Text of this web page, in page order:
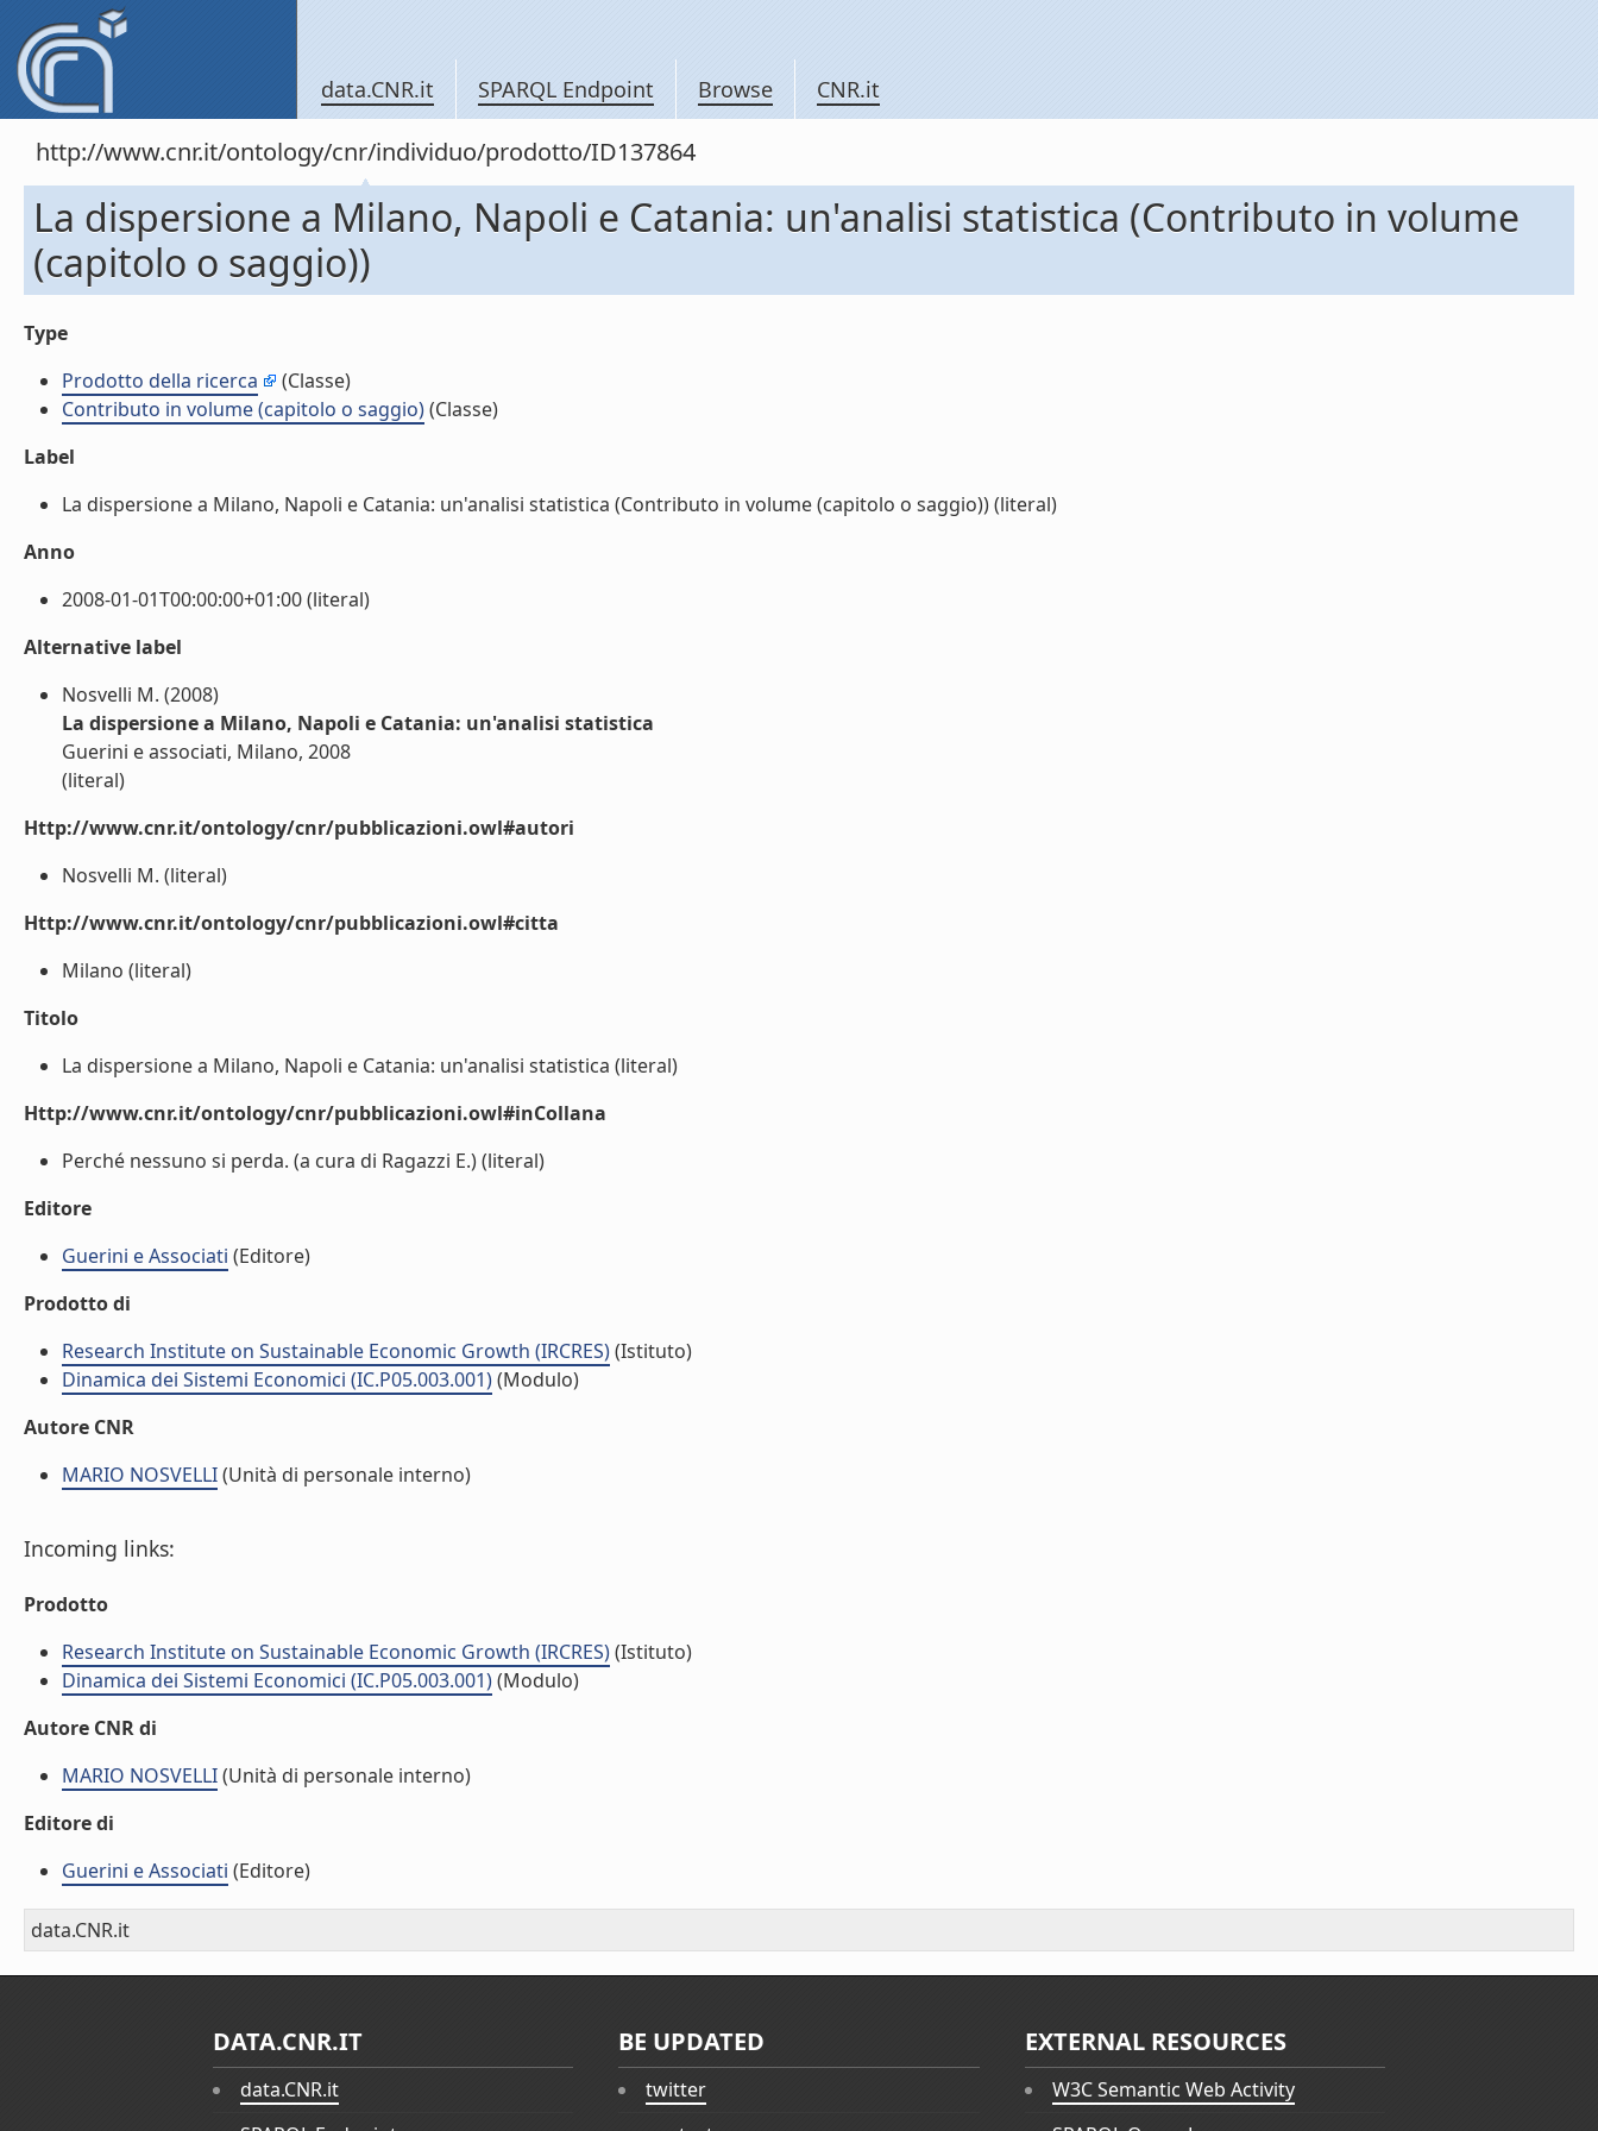
data.CNR.it SPARQL Endpoint Browse CNR.it
http://www.cnr.it/ontology/cnr/individuo/prodotto/ID137864
La dispersione a Milano, Napoli e Catania: un'analisi statistica (Contributo in volume
(capitolo o saggio))
Type
Prodotto della ricerca
(Classe)
Contributo in volume (capitolo o saggio)(Classe)
Label
La dispersione a Milano, Napoli e Catania: un'analisi statistica (Contributo in volume (capitolo o saggio)) (literal)
Anno
2008-01-01T00:00:00+01:00 (literal)
Alternative label
Nosvelli M. (2008)
La dispersione a Milano, Napoli e Catania: un'analisi statistica
Guerini e associati, Milano, 2008
(literal)
Http://www.cnr.it/ontology/cnr/pubblicazioni.owl#autori
Nosvelli M. (literal)
Http://www.cnr.it/ontology/cnr/pubblicazioni.owl#citta
Milano (literal)
Titolo
La dispersione a Milano, Napoli e Catania: un'analisi statistica (literal)
Http://www.cnr.it/ontology/cnr/pubblicazioni.owl#inCollana
Perché nessuno si perda. (a cura di Ragazzi E.) (literal)
Editore
Guerini e Associati (Editore)
Prodotto di
Research Institute on Sustainable Economic Growth (IRCRES)(Istituto)
Dinamica dei Sistemi Economici (IC.P05.003.001)(Modulo)
Autore CNR
MARIO NOSVELLI(Unità di personale interno)
Incoming links:
Prodotto
Research Institute on Sustainable Economic Growth (IRCRES)(Istituto)
Dinamica dei Sistemi Economici (IC.P05.003.001)(Modulo)
Autore CNR di
MARIO NOSVELLI(Unità di personale interno)
Editore di
Guerini e Associati (Editore)
data.CNR.it
DATA.CNR.IT
data.CNR.it
BE UPDATED
twitter
EXTERNAL RESOURCES
W3C Semantic Web Activity